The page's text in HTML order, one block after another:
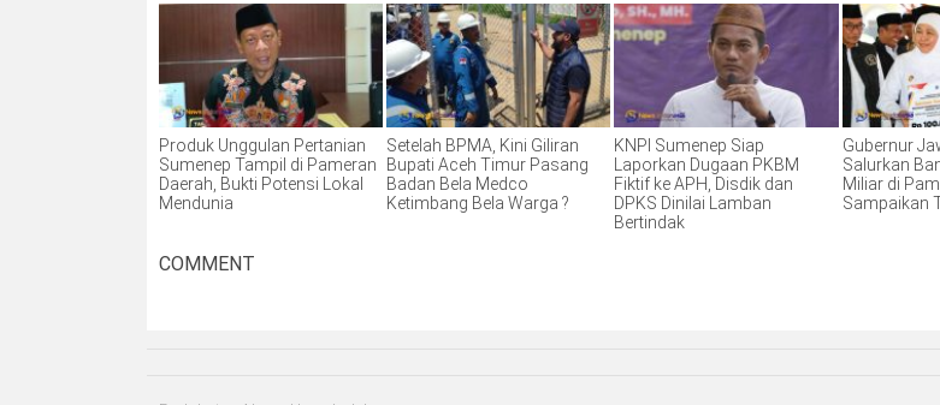
Produk Unggulan Pertanian
Sumenep Tampil di Pameran
Daerah, Bukti Potensi Lokal
Mendunia
Setelah BPMA, Kini Giliran
Bupati Aceh Timur Pasang
Badan Bela Medco
Ketimbang Bela Warga ?
KNPI Sumenep Siap
Laporkan Dugaan PKBM
Fiktif ke APH, Disdik dan
DPKS Dinilai Lamban
Bertindak
Gubernur
Salurkan
Miliar di
Sampaikan
COMMENT